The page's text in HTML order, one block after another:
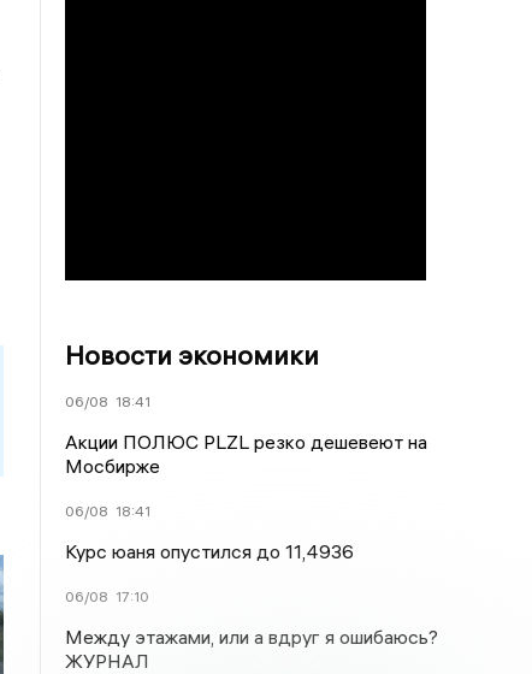
Новости экономики
06/08 18:41
Акции ПОЛЮС PLZL резко дешевеют на
Мосбирже
06/08 18:41
Курс юаня опустился до 11,4936
06/08 17:10
Между этажами, или а вдруг я ошибаюсь?
ЖУРНАЛ